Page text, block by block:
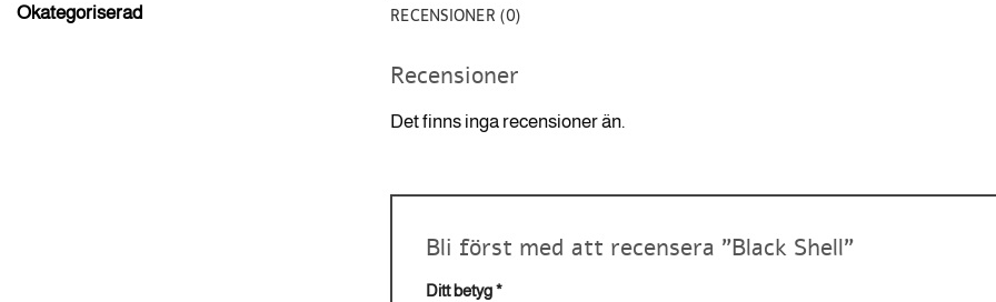
Okategoriserad RECENSIONER (0)
Recensioner
Det finns inga recensioner än.
Bli först med att recensera ”Black Shell”
Ditt betyg*